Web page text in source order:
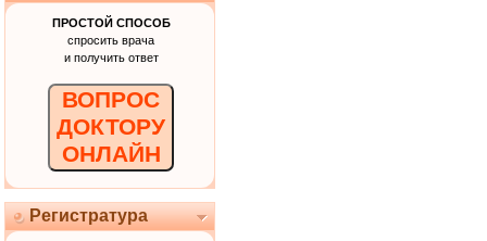
ПРОСТОЙ СПОСОБ
спросить врача
и получить ответ
ВОПРОС
ДОКТОРУ
ОНЛАЙН
Регистратура